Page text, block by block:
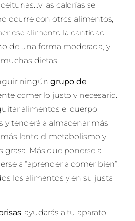
las calorías se
ocurre con otros alimentos,
ese alimento la cantidad
de una forma moderada, y
dietas.
ningún grupo de
comer lo justo y necesario.
alimentos el cuerpo
y tenderá a almacenar más
lento el metabolismo y
grasa. Más que ponerse a
a “aprender a comer bien”,
los alimentos y en su justa
, ayudarás a tu aparato